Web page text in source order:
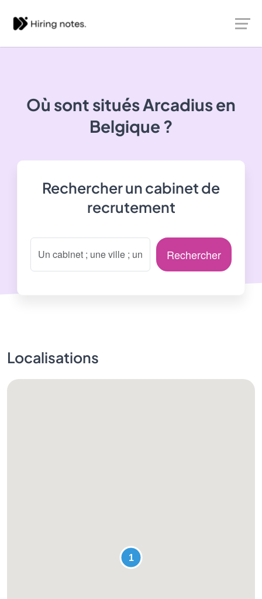
Où sont situésArcadiusen
Belgique ?
Rechercher un cabinet de
recrutement
Rechercher
Localisations